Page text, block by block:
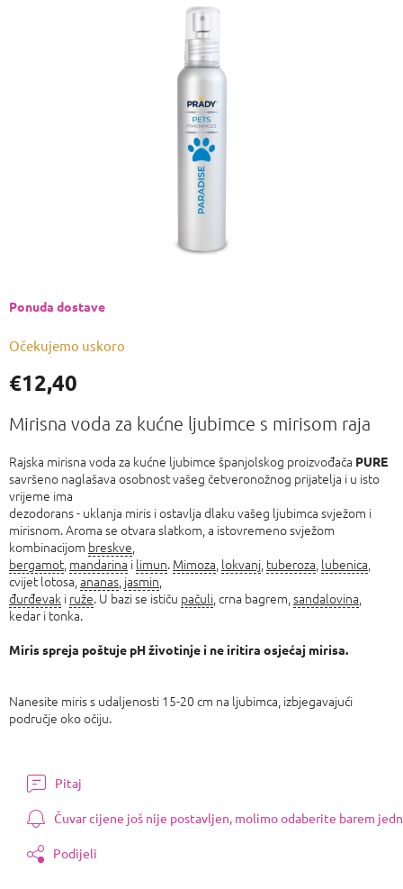
€12,40
cijenu:
Očekujemo uskoro
Ponuda dostave
Mirisna voda za kućne ljubimce s mirisom raja
Rajska mirisna voda za kućne ljubimce španjolskog proizvođača PURE
savršeno naglašava osobnost vašeg četveronožnog prijatelja i u isto
vrijeme ima
dezodorans - uklanja miris i ostavlja dlaku vašeg ljubimca svježom i
mirisnom. Aroma se otvara slatkom, a istovremeno svježom
kombinacijom breskve
bergamot mandarina i limun. Mimoza lokvanj tuberoza lubenica
cvijet lotosa, ananas jasmin
đurđevak i ruže. U bazi se ističu pačuli , crna bagrem, sandalovina
kedar i tonka.
Miris spreja poštuje pH životinje i ne iritira osjećaj mirisa.
Nanesite miris s udaljenosti 15-20 cm na ljubimca, izbjegavajući
područje oko očiju.
Pitaj
Čuvar cijene još nije postavljen, molimo odaberite barem
Podijeli